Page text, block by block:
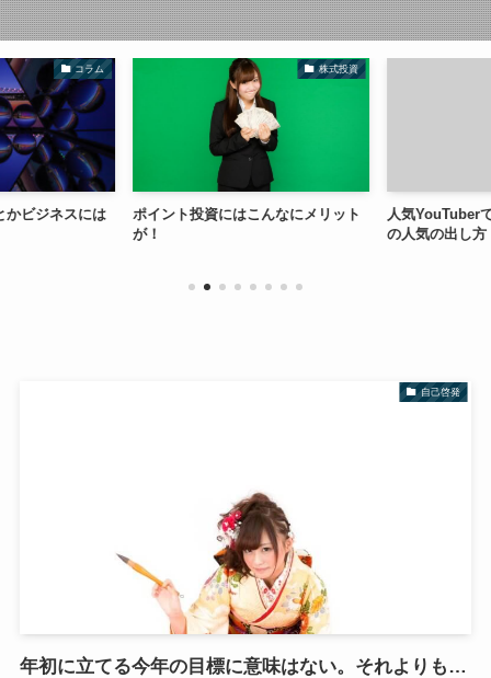
コラム
ビジネスには
株式投資
ポイント投資にはこんなにメリット
が！
人気YouTuber
の人気の出し方
自己啓発
年初に立てる今年の目標に意味はない。それよりも…